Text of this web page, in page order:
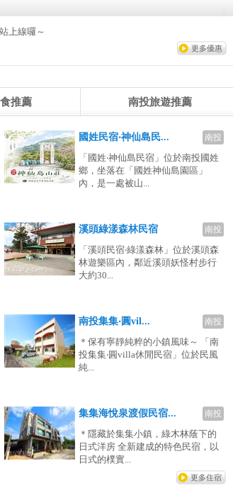
上線囉～
更多優惠
推薦 南投旅遊推薦
南投
國姓民宿‧神仙島民...
「國姓‧神仙島民宿」位於南投國姓
鄉，坐落在「國姓神仙島園區」
內，是一處被山...
南投
溪頭綠漾森林民宿
「溪頭民宿‧綠漾森林」位於溪頭森
林遊樂區內，鄰近溪頭妖怪村步行
大約30...
南投
南投集集‧圓vil...
＊保有寧靜純粹的小鎮風味～ 「南
投集集‧圓villa休閒民宿」位於民風
純...
南投
集集海悅泉渡假民宿...
＊隱藏於集集小鎮，綠木林蔭下的
日式洋房 全新建成的特色民宿，以
日式的樸實...
更多住宿